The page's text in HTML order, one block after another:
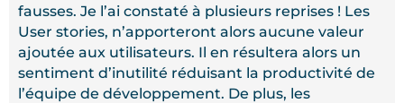
fausses. Je l’ai constaté à plusieurs reprises ! Les
User stories, n’apporteront alors aucune valeur
ajoutée aux utilisateurs. Il en résultera alors un
sentiment d’inutilité réduisant la productivité de
l’équipe de développement. De plus, les